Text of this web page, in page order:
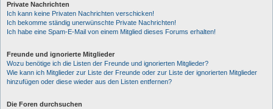
Private Nachrichten
Ich kann keine Privaten Nachrichten verschicken!
Ich bekomme ständig unerwünschte Private Nachrichten!
Ich habe eine Spam-E-Mail von einem Mitglied dieses Forums erhalten!
Freunde und ignorierte Mitglieder
Wozu benötige ich die Listen der Freunde und ignorierten Mitglieder?
Wie kann ich Mitglieder zur Liste der Freunde oder zur Liste der ignorierten Mitglieder
hinzufügen oder diese wieder aus den Listen entfernen?
Die Foren durchsuchen